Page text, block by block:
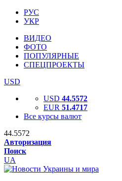
РУС
УКР
ВИДЕО
ФОТО
ПОПУЛЯРНЫЕ
СПЕЦПРОЕКТЫ
USD
USD 44.5572
EUR 51.4717
Все курсы валют
44.5572
Авторизация
Поиск
UA